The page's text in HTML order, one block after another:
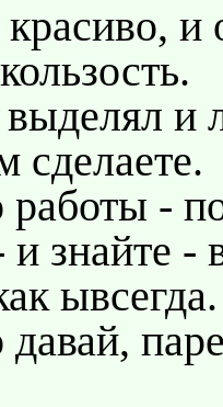
выделял
сделаете.
-
и знайте -